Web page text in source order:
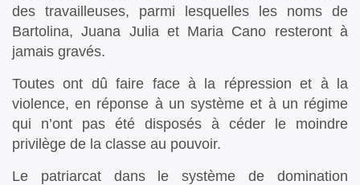
des travailleuses, parmi lesquelles les noms de
Bartolina, Juana Julia et Maria Cano resteront à
jamais gravés.
Toutes ont dû faire face à la répression et à la
violence, en réponse à un système et à un régime
qui n’ont pas été disposés à céder le moindre
privilège de la classe au pouvoir.
Le patriarcat dans le système de domination